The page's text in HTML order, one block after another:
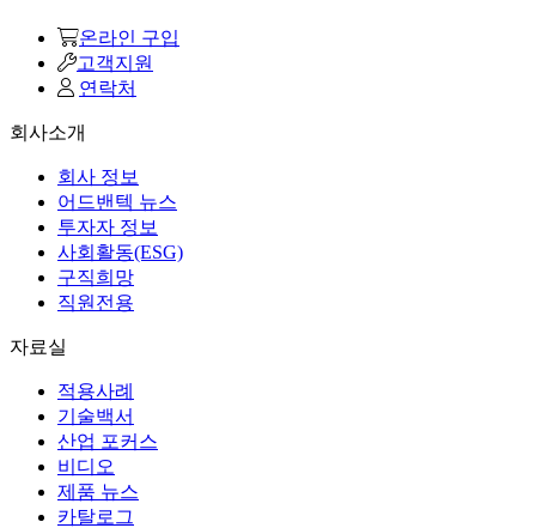
온라인 구입
고객지원
연락처
회사소개
회사 정보
어드밴텍 뉴스
투자자 정보
사회활동(ESG)
구직희망
직원전용
자료실
적용사례
기술백서
산업 포커스
비디오
제품 뉴스
카탈로그